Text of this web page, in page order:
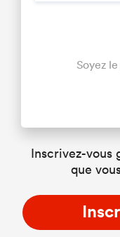
Soyez
Inscrivez-vous
que